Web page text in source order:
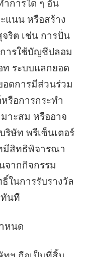
การใด ๆ อัน
แนน หรือสร้าง
ริต เช่น การปั่น
การใช้บัญชีปลอม
ระบบแลกยอด
อดการมีส่วนร่วม
รือการกระทำ
าะสม หรืออาจ
ริษัท พรีเซ็นเตอร์
มีสิทธิพิจารณา
จากกิจกรรม
ในการรับรางวัล
ทันที
หนด